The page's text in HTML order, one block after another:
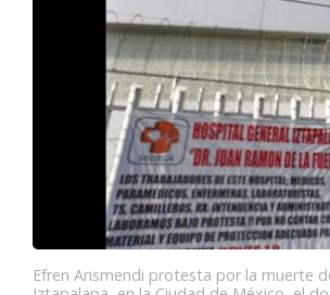
Efren Arismendi protesta por la muerte